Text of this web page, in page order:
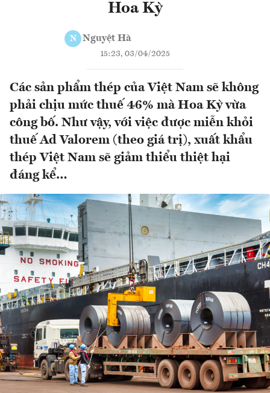
Hoa Kỳ
N Nguyệt Hà
15:23, 03/04/2025
Các sản phẩm thép của Việt Nam sẽ không
phải chịu mức thuế 46% mà Hoa Kỳ vừa
công bố. Như vậy, với việc được miễn khỏi
thuế Ad Valorem (theo giá trị), xuất khẩu
thép Việt Nam sẽ giảm thiểu thiệt hại
đáng kể…